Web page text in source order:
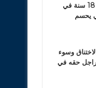
المغربي لأقل من 18 سنة في
يحسم
وسوء
حقه في